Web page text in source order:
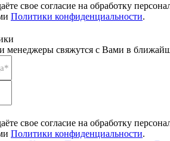
свое согласие на обработку
Политики конфиденциальности.
менеджеры свяжутся с Вами в
свое согласие на обработку
Политики конфиденциальности.